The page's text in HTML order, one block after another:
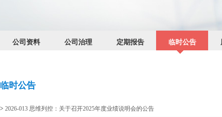
公司资料 公司治理 定期报告 临时公告
临时公告
> 2026-013 思维列控：关于召开2025年度业绩说明会的公告